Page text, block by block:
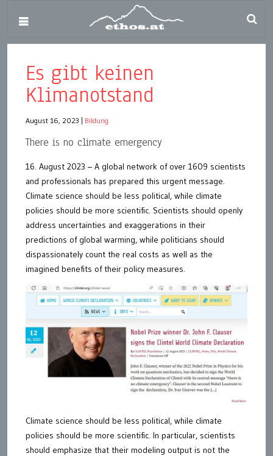
Es gibt keinen
Klimanotstand
August 16, 2023 Bildung
There is no climate emergency
16. August 2023 – A global network of over 1609 scientists
and professionals has prepared this urgent message.
Climate science should be less political, while climate
policies should be more scientific. Scientists should openly
address uncertainties and exaggerations in their
predictions of global warming, while politicians should
dispassionately count the real costs as well as the
imagined benefits of their policy measures.
Climate science should be less political, while climate
policies should be more scientific. In particular, scientists
should emphasize that their modeling output is not the